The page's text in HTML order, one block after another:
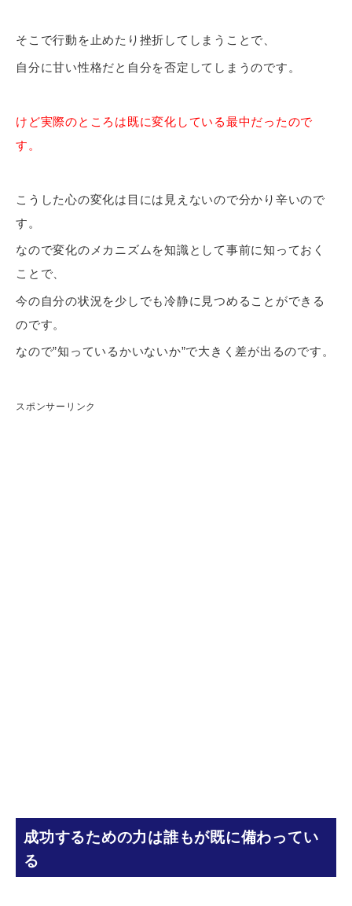
そこで行動を止めたり挫折してしまうことで、
自分に甘い性格だと自分を否定してしまうのです。
けど実際のところは既に変化している最中だったので
す。
こうした心の変化は目には見えないので分かり辛いので
す。
なので変化のメカニズムを知識として事前に知っておく
ことで、
今の自分の状況を少しでも冷静に見つめることができる
のです。
なので”知っているかいないか”で大きく差が出るのです。
スポンサーリンク
成功するための力は誰もが既に備わってい
る